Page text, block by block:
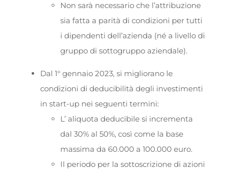
Non sarà necessario che l’attribuzione
sia fatta a parità di condizioni per tutti
i dipendenti dell’azienda (né a livello di
gruppo di sottogruppo aziendale).
Dal 1° gennaio 2023, si migliorano le
condizioni di deducibilità degli investimenti
in start-up nei seguenti termini:
L’ aliquota deducibile si incrementa
dal 30% al 50%, così come la base
massima da 60.000 a 100.000 euro.
Il periodo per la sottoscrizione di azioni